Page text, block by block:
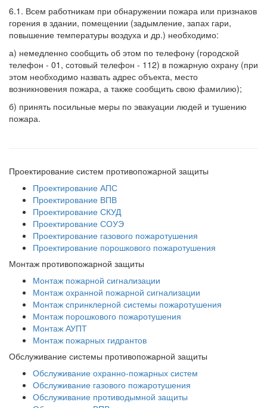
6.1. Всем работникам при обнаружении пожара или признаков
горения в здании, помещении (задымление, запах гари,
повышение температуры воздуха и др.) необходимо:
а) немедленно сообщить об этом по телефону (городской
телефон - 01, сотовый телефон - 112) в пожарную охрану (при
этом необходимо назвать адрес объекта, место
возникновения пожара, а также сообщить свою фамилию);
б) принять посильные меры по эвакуации людей и тушению
пожара.
Проектирование систем противопожарной защиты
Проектирование АПС
Проектирование ВПВ
Проектирование СКУД
Проектирование СОУЭ
Проектирование газового пожаротушения
Проектирование порошкового пожаротушения
Монтаж противопожарной защиты
Монтаж пожарной сигнализации
Монтаж охранной пожарной сигнализации
Монтаж спринклерной системы пожаротушения
Монтаж порошкового пожаротушения
Монтаж АУПТ
Монтаж пожарных гидрантов
Обслуживание системы противопожарной защиты
Обслуживание охранно-пожарных систем
Обслуживание газового пожаротушения
Обслуживание противодымной защиты